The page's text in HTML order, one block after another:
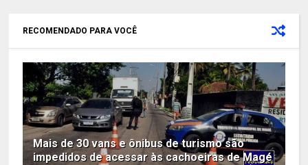
RECOMENDADO PARA VOCÊ
Mais de 30 vans e ônibus de turismo são
impedidos de acessar às cachoeiras de Magé